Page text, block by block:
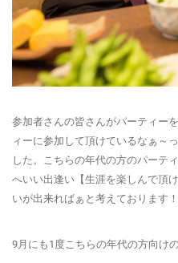
参加者さんの皆さんがパーティー
ィーに参加して頂けているなぁ～
した。こちらの年代の方のパーテ
へいい出逢い【生涯を楽しんで頂
いが出来ればぁと考えております！
9月にも1度こちらの年代の方向け